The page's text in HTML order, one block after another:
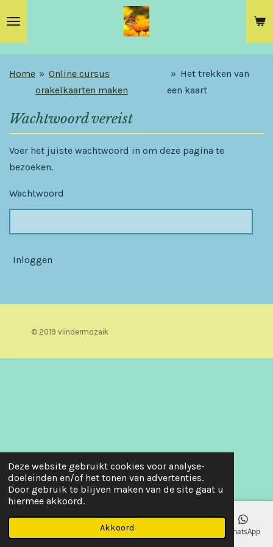
Deze website gebruikt cookies voor analyse-
doeleinden en/of het tonen van advertenties.
Door gebruik te blijven maken van de site gaat u
hiermee akkoord.
Akkoord
hoofdinhoud
Home » Online cursus
orakelkaarten maken
» Het trekken van
een kaart
Wachtwoord vereist
Voer het juiste wachtwoord in om deze pagina te
bezoeken.
Wachtwoord
Inloggen
© 2019 vlindermozaik
Telefoonnummer WhatsApp